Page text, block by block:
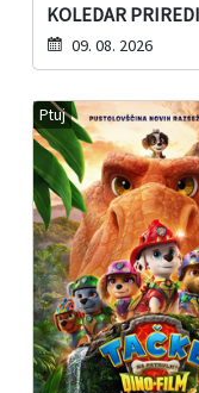
KOLEDAR
09. 08. 2026
Ptuj